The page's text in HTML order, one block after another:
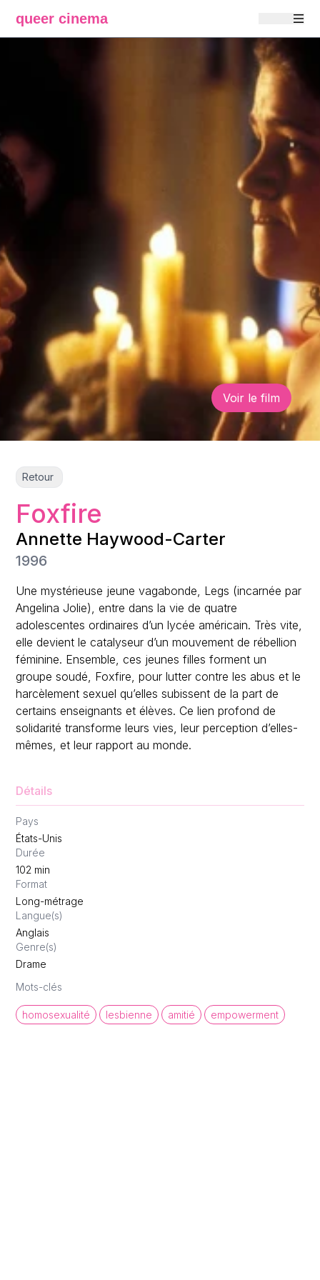
queer cinema
Voir le film
Retour
Foxfire
Annette Haywood-Carter
1996
Une mystérieuse jeune vagabonde, Legs (incarnée par
Angelina Jolie), entre dans la vie de quatre
adolescentes ordinaires d’un lycée américain. Très vite,
elle devient le catalyseur d’un mouvement de rébellion
féminine. Ensemble, ces jeunes filles forment un
groupe soudé, Foxfire, pour lutter contre les abus et le
harcèlement sexuel qu’elles subissent de la part de
certains enseignants et élèves. Ce lien profond de
solidarité transforme leurs vies, leur perception d’elles-
mêmes, et leur rapport au monde.
Détails
Pays
États-Unis
Durée
102 min
Format
Long-métrage
Langue(s)
Anglais
Genre(s)
Drame
Mots-clés
homosexualité lesbienne amitié empowerment